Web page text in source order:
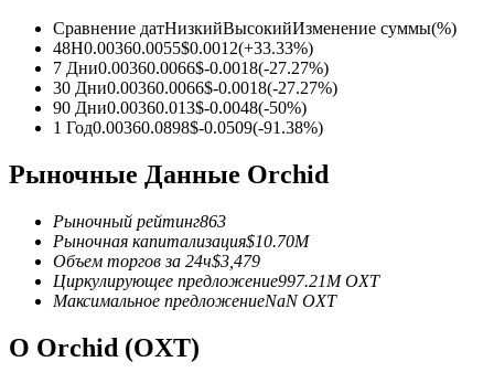
USDC фьючерсы
Фьючерсы с использованием USDC в качестве
обеспечения
Сравнение датНизкийВысокийИзменение суммы(%)
48H0.00360.0055$0.0012(+33.33%)
7 Дни0.00360.0066$-0.0018(-27.27%)
30 Дни0.00360.0066$-0.0018(-27.27%)
90 Дни0.00360.013$-0.0048(-50%)
1 Год0.00360.0898$-0.0509(-91.38%)
Рыночные Данные Orchid
Рыночный рейтинг863
Рыночная капитализация$10.70M
Объем торгов за 24ч$3,479
Циркулирующее предложение997.21M OXT
Максимальное предложениеNaN OXT
О Orchid (OXT)